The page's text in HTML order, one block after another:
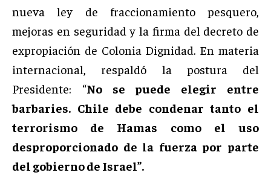
nueva ley de fraccionamiento pesquero,
mejoras en seguridad y la firma del decreto de
expropiación de Colonia Dignidad. En materia
internacional, respaldó la postura del
Presidente: “No se puede elegir entre
barbaries. Chile debe condenar tanto el
terrorismo de Hamas como el uso
desproporcionado de la fuerza por parte
del gobierno de Israel”.